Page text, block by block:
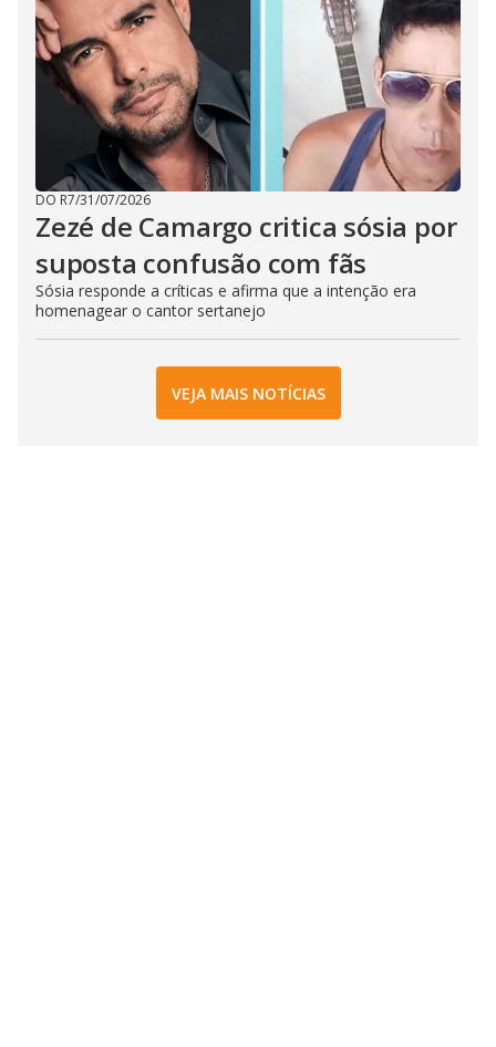
DO R7/31/07/2026
Zezé de Camargo critica sósia por
suposta confusão com fãs
Sósia responde a críticas e afirma que a intenção era
homenagear o cantor sertanejo
VEJA MAIS NOTÍCIAS